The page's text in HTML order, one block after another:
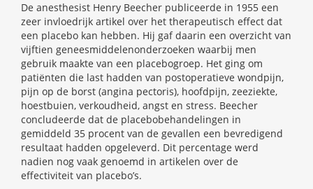
De anesthesist Henry Beecher publiceerde in 1955 een
zeer invloedrijk artikel over het therapeutisch effect dat
een placebo kan hebben. Hij gaf daarin een overzicht van
vijftien geneesmiddelenonderzoeken waarbij men
gebruik maakte van een placebogroep. Het ging om
patiënten die last hadden van postoperatieve wondpijn,
pijn op de borst (angina pectoris), hoofdpijn, zeeziekte,
hoestbuien, verkoudheid, angst en stress. Beecher
concludeerde dat de placebobehandelingen in
gemiddeld 35 procent van de gevallen een bevredigend
resultaat hadden opgeleverd. Dit percentage werd
nadien nog vaak genoemd in artikelen over de
effectiviteit van placebo’s.